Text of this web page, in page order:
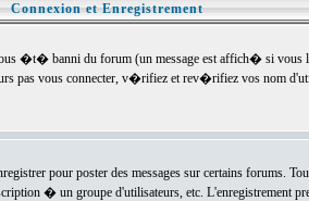
Connexion et Enregistrement
�t� banni du forum (un message est affich� si vous
pas vous connecter, v�rifiez et rev�rifiez vos nom
pour poster des messages sur certains forums.
� un groupe d'utilisateurs, etc. L'enregistrement